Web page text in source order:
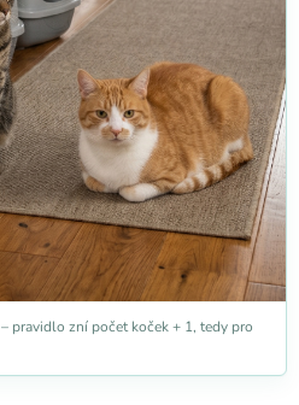
– pravidlo zní počet koček + 1, tedy pro